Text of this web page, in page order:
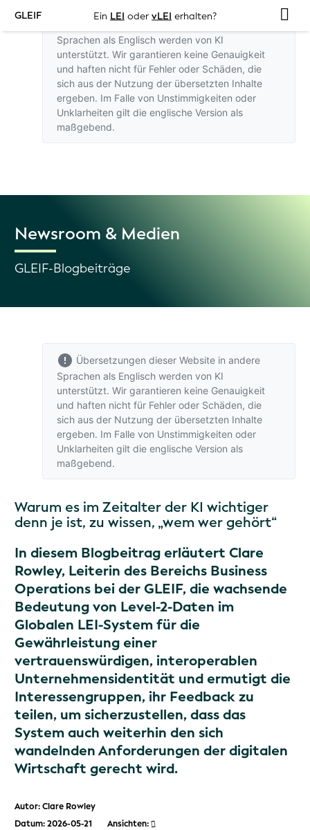
GLEIF Ein LEI oder vLEI erhalten?
Übersetzungen dieser Website in andere
Sprachen als Englisch werden von KI
unterstützt. Wir garantieren keine Genauigkeit
und haften nicht für Fehler oder Schäden, die
sich aus der Nutzung der übersetzten Inhalte
ergeben. Im Falle von Unstimmigkeiten oder
Unklarheiten gilt die englische Version als
maßgebend.
Newsroom & Medien
GLEIF-Blogbeiträge
Übersetzungen dieser Website in andere
Sprachen als Englisch werden von KI
unterstützt. Wir garantieren keine Genauigkeit
und haften nicht für Fehler oder Schäden, die
sich aus der Nutzung der übersetzten Inhalte
ergeben. Im Falle von Unstimmigkeiten oder
Unklarheiten gilt die englische Version als
maßgebend.
Warum es im Zeitalter der KI wichtiger
denn je ist, zu wissen, „wem wer gehört“
In diesem Blogbeitrag erläutert Clare
Rowley, Leiterin des Bereichs Business
Operations bei der GLEIF, die wachsende
Bedeutung von Level-2-Daten im
Globalen LEI-System für die
Gewährleistung einer
vertrauenswürdigen, interoperablen
Unternehmensidentität und ermutigt die
Interessengruppen, ihr Feedback zu
teilen, um sicherzustellen, dass das
System auch weiterhin den sich
wandelnden Anforderungen der digitalen
Wirtschaft gerecht wird.
Autor: Clare Rowley
Datum: 2026-05-21
Ansichten: